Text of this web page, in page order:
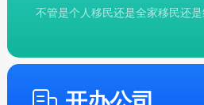
不管是个人移民还是全家移民还